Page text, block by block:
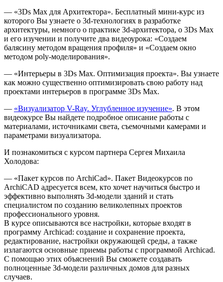
— «3Ds Max для Архитектора». Бесплатный мини-курс из
которого Вы узнаете о 3d-технологиях в разработке
архитектуры, немного о практике 3d-архитектора, о 3Ds Max
и его изучении и получите два видеоурока: «Создаем
балясину методом вращения профиля» и «Создаем окно
методом poly-моделирования».
— «Интерьеры в 3Ds Max. Оптимизация проекта». Вы узнаете
как можно существенно оптимизировать свою работу над
проектами интерьеров в программе 3Ds Max.
— «Визуализатор V-Ray. Углубленное изучение». В этом
видеокурсе Вы найдете подробное описание работы с
материалами, источниками света, съемочными камерами и
параметрами визуализатора.
И познакомиться с курсом партнера Сергея Михаила
Холодова:
— «Пакет курсов по ArchiCad». Пакет Видеокурсов по
ArchiCAD адресуется всем, кто хочет научиться быстро и
эффективно выполнять 3d-модели зданий и стать
специалистом по созданию великолепных проектов
профессионального уровня.
В курсе описываются все настройки, которые входят в
программу Archicad: создание и сохранение проекта,
редактирование, настройки окружающей среды, а также
излагаются основные приемы работы с программой Archicad.
С помощью этих объяснений Вы сможете создавать
полноценные 3d-модели различных домов для разных
случаев.